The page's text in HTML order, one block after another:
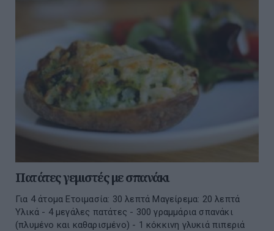
Πατάτες γεμιστές με σπανάκι
Για 4 άτομα Ετοιμασία: 30 λεπτά Μαγείρεμα: 20 λεπτά
Υλικά - 4 μεγάλες πατάτες - 300 γραμμάρια σπανάκι
(πλυμένο και καθαρισμένο) - 1 κόκκινη γλυκιά πιπεριά